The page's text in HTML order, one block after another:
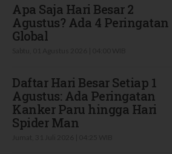
Apa Saja Hari Besar 2
Agustus? Ada 4 Peringatan
Global
Daftar Hari Besar Setiap 1
Agustus: Ada Peringatan
Kanker Paru hingga Hari
Spider Man